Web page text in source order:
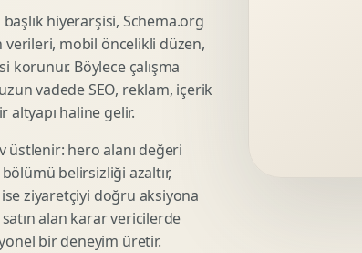
Deger Onerisi Tasarimi
Pazara Giris Stratejisi
Video Reklam Kreatifi
Outdoor Reklam Tasarimi
Kampanya Kimligi
Performans Kreatif Seti
hiyerarşisi, Schema.org
verileri, mobil öncelikli düzen,
Böylece çalışma
vadede SEO, reklam, içerik
altyapı haline gelir.
üstlenir: hero alanı değeri
belirsizliği azaltır,
ziyaretçiyi doğru aksiyona
alan karar vericilerde
bir deneyim üretir.